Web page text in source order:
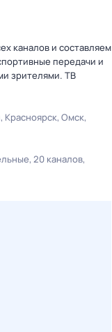
каналов и составляем
передачи и
зрителями. ТВ
Красноярск Омск
20 каналов